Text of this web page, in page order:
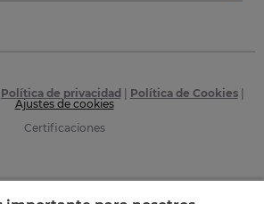
Política de privacidad Política de Cookies|
Ajustes de cookies
Certificaciones